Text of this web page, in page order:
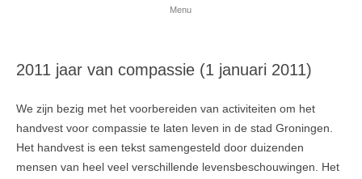
Menu
2011 jaar van compassie (1 januari 2011)
We zijn bezig met het voorbereiden van activiteiten om het
handvest voor compassie te laten leven in de stad Groningen.
Het handvest is een tekst samengesteld door duizenden
mensen van heel veel verschillende levensbeschouwingen. Het